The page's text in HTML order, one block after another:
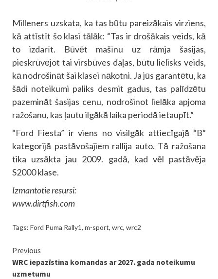
Milleners uzskata, ka tas būtu pareizākais virziens,
kā attīstīt šo klasi tālāk: “Tas ir drošākais veids, kā
to izdarīt. Būvēt mašīnu uz rāmja šasijas,
pieskrūvējot tai virsbūves daļas, būtu lielisks veids,
kā nodrošināt šai klasei nākotni. Ja jūs garantētu, ka
šādi noteikumi paliks desmit gadus, tas palīdzētu
pazemināt šasijas cenu, nodrošinot lielāka apjoma
ražošanu, kas ļautu ilgākā laika periodā ietaupīt.”
“Ford Fiesta” ir viens no visilgāk attiecīgajā “B”
kategorijā pastāvošajiem rallija auto. Tā ražošana
tika uzsākta jau 2009. gadā, kad vēl pastāvēja
S2000 klase.
Izmantotie resursi:
www.dirtfish.com
Tags: Ford Puma Rally1, m-sport, wrc, wrc2
Continue
Reading
Previous
WRC iepazīstina komandas ar 2027. gada noteikumu
uzmetumu